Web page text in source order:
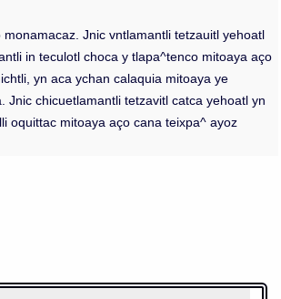
Jnic vntlamantli tetzauitl yehoatl
in teculotl choca y tlapa^tenco mitoaya aço
yn aca ychan calaquia mitoaya ye
chicuetlamantli tetzavitl catca yehoatl yn
oquittac mitoaya aço cana teixpa^ ayoz